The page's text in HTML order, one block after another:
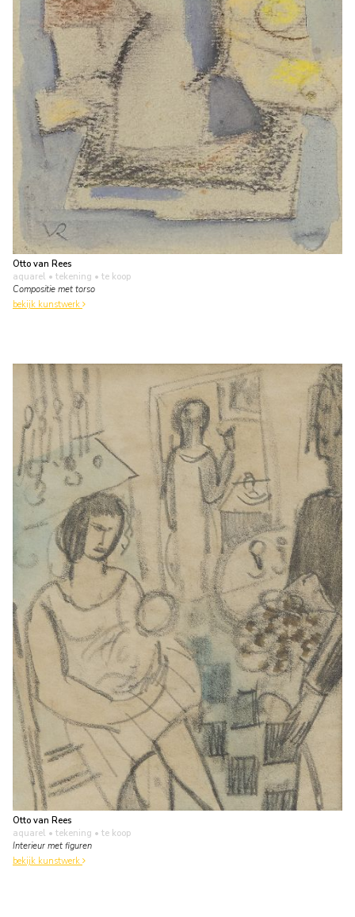
Otto van Rees
aquarel • tekening • te koop
Compositie met torso
bekijk kunstwerk
Otto van Rees
aquarel • tekening • te koop
Interieur met figuren
bekijk kunstwerk